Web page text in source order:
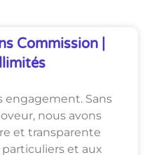
Commission |
engagement. Sans
nous avons
et transparente
et aux